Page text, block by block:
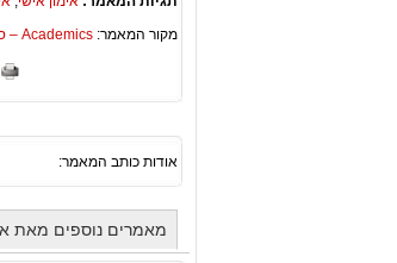
מקור המאמר: Academics – ספריית המאמרים של ישראל
אודות כותב המאמר:
מאמרים נוספים מאת